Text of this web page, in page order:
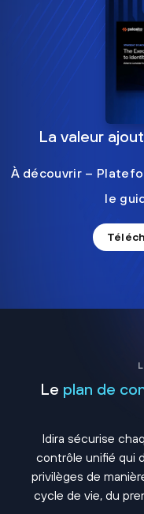
La valeur
À découvrir –
le
Le plan de
Idira sécurise
contrôle unifié qui
privilèges de
cycle de vie, du